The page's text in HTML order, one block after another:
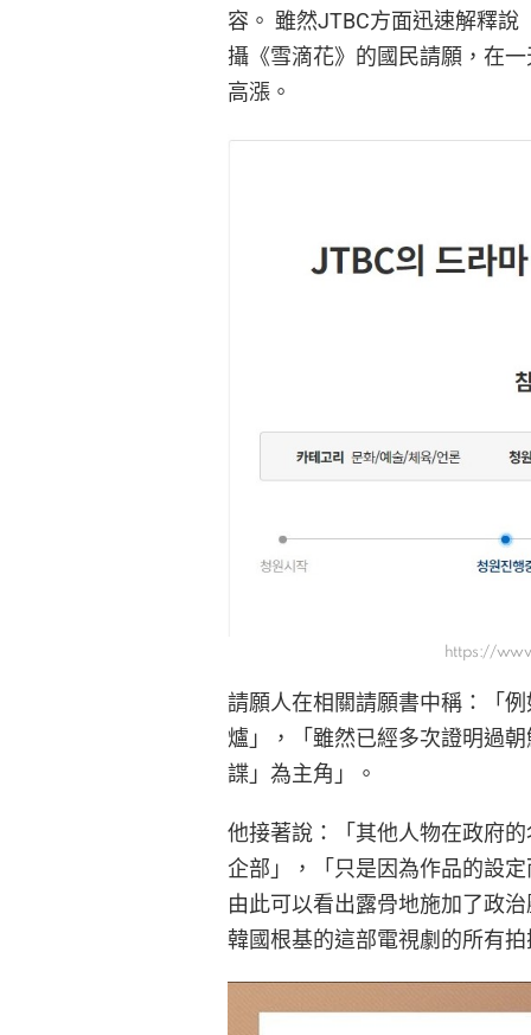
容。 雖然JTBC方面迅速解釋
攝《雪滴花》的國民請願，在
高漲。
https://
請願人在相關請願書中稱：「
爐」，「雖然已經多次證明過
諜」為主角」。
他接著說：「其他人物在政府
企部」，「只是因為作品的設
由此可以看出露骨地施加了政
韓國根基的這部電視劇的所有